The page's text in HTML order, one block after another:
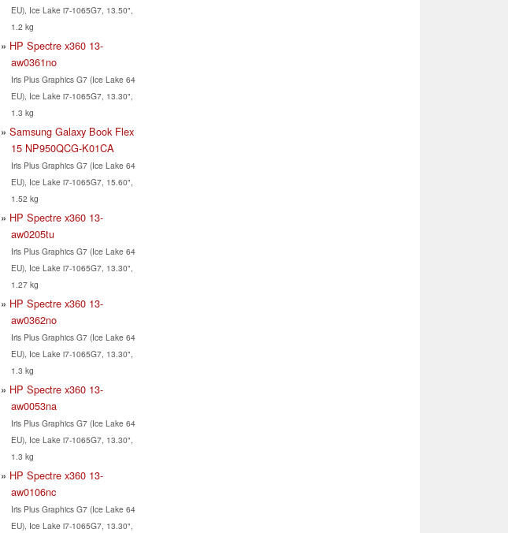
EU), Ice Lake i7-1065G7, 13.50",
1.2 kg
HP Spectre x360 13-
aw0361no
Iris Plus Graphics G7 (Ice Lake 64
EU), Ice Lake i7-1065G7, 13.30",
1.3 kg
Samsung Galaxy Book Flex
15 NP950QCG-K01CA
Iris Plus Graphics G7 (Ice Lake 64
EU), Ice Lake i7-1065G7, 15.60",
1.52 kg
HP Spectre x360 13-
aw0205tu
Iris Plus Graphics G7 (Ice Lake 64
EU), Ice Lake i7-1065G7, 13.30",
1.27 kg
HP Spectre x360 13-
aw0362no
Iris Plus Graphics G7 (Ice Lake 64
EU), Ice Lake i7-1065G7, 13.30",
1.3 kg
HP Spectre x360 13-
aw0053na
Iris Plus Graphics G7 (Ice Lake 64
EU), Ice Lake i7-1065G7, 13.30",
1.3 kg
HP Spectre x360 13-
aw0106nc
Iris Plus Graphics G7 (Ice Lake 64
EU), Ice Lake i7-1065G7, 13.30",